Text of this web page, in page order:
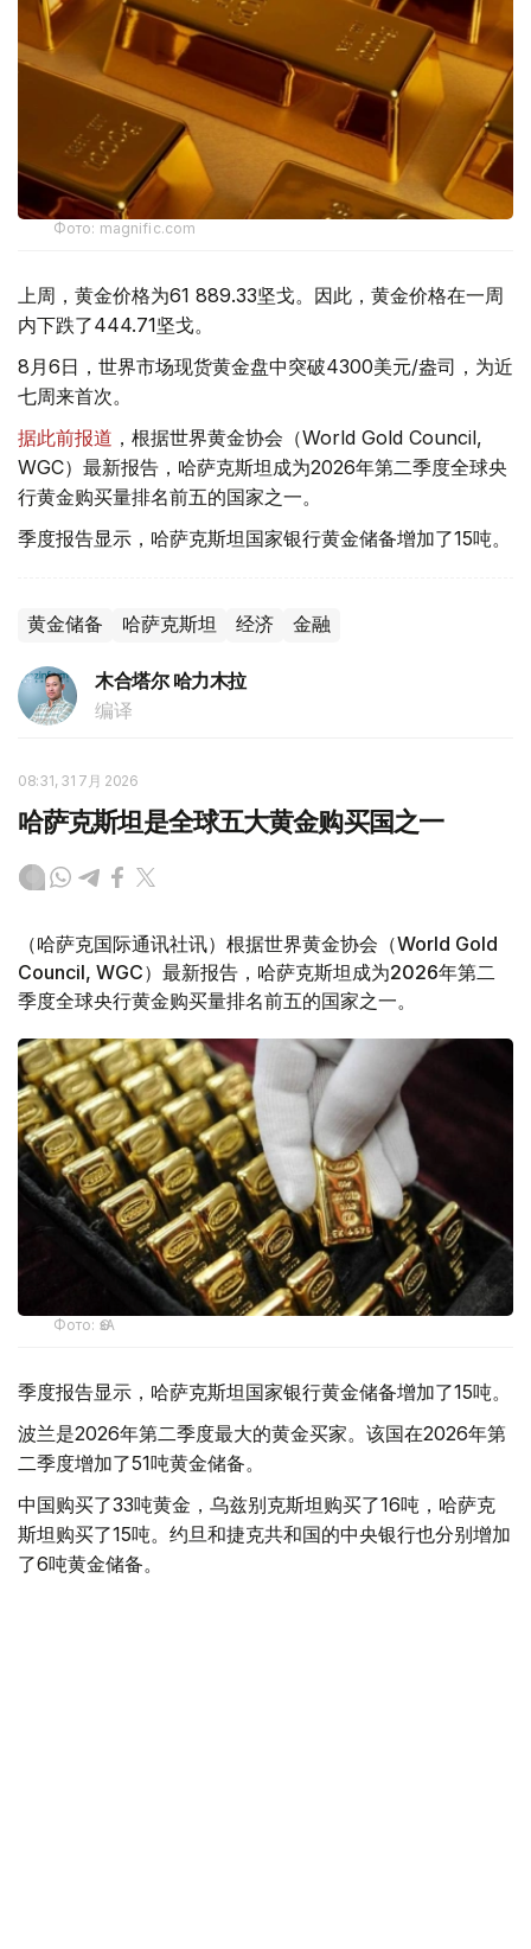
Фото: magnific.com
上周，黄金价格为61 889.33坚戈。因此，黄金价格在一周
内下跌了444.71坚戈。
8月6日，世界市场现货黄金盘中突破4300美元/盎司，为近
七周来首次。
据此前报道 ，根据世界黄金协会（World Gold Council,
WGC）最新报告，哈萨克斯坦成为2026年第二季度全球央
行黄金购买量排名前五的国家之一。
季度报告显示，哈萨克斯坦国家银行黄金储备增加了15吨。
黄金储备 哈萨克斯坦 经济 金融
木合塔尔 哈力木拉
编译
08:31, 31 7月 2026
哈萨克斯坦是全球五大黄金购买国之一
（哈萨克国际通讯社讯）根据世界黄金协会（World Gold
Council, WGC）最新报告，哈萨克斯坦成为2026年第二
季度全球央行黄金购买量排名前五的国家之一。
Фото: ӨзА
季度报告显示，哈萨克斯坦国家银行黄金储备增加了15吨。
波兰是2026年第二季度最大的黄金买家。该国在2026年第
二季度增加了51吨黄金储备。
中国购买了33吨黄金，乌兹别克斯坦购买了16吨，哈萨克
斯坦购买了15吨。约旦和捷克共和国的中央银行也分别增加
了6吨黄金储备。